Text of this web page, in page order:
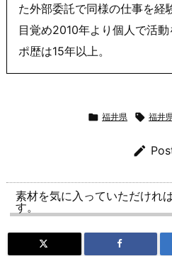
た外部委託で同様の仕事を経
目覚め2010年より個人で活
ポ歴は15年以上。
 福井県  福井

素材を気に入っていただけれ
す。